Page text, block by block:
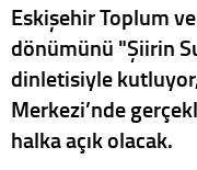
Eskişehir Toplum
dönümünü "Şiirin
dinletisiyle
Merkezi’nde
halka açık olacak.